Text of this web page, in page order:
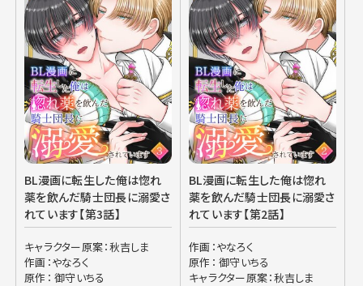
BL漫画に転生した俺は惚れ
薬を飲んだ騎士団長に溺愛さ
れています【第3話】
キャラクター原案：秋吉しま
作画：やなろく
原作： 御守いちる
BL漫画に転生した俺は惚れ
薬を飲んだ騎士団長に溺愛さ
れています【第2話】
作画：やなろく
原作： 御守いちる
キャラクター原案：秋吉しま